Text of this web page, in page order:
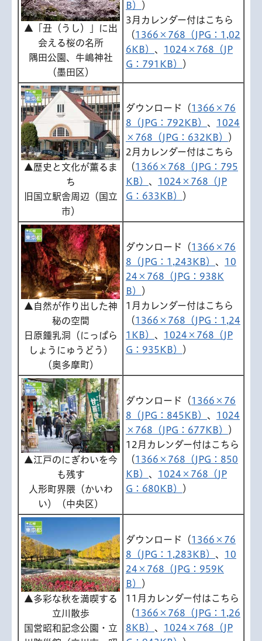
▲「丑（うし）」に出
会える桜の名所
隅田公園、牛嶋神社
（墨田区）
B）
）
3月カレンダー付はこちら
（1366×768（JPG：1,02
6KB） 、 1024×768（JP
G：791KB）
）
▲歴史と文化が薫るま
ち
旧国立駅舎周辺（国立
市）
ダウンロード（1366×76
8（JPG：792KB） 、 1024
×768（JPG：632KB）
）
2月カレンダー付はこちら
（1366×768（JPG：795
KB） 、 1024×768（JP
G：633KB）
）
▲自然が作り出した神
秘の空間
日原鍾乳洞（にっぱら
しょうにゅうどう）
（奥多摩町）
ダウンロード（1366×76
8（JPG：1,243KB） 、 10
24×768（JPG：938K
B）
）
1月カレンダー付はこちら
（1366×768（JPG：1,24
1KB） 、 1024×768（JP
G：935KB）
）
▲江戸のにぎわいを今
も残す
人形町界隈（かいわ
い）（中央区）
ダウンロード（1366×76
8（JPG：845KB） 、 1024
×768（JPG：677KB）
）
12月カレンダー付はこちら
（1366×768（JPG：850
KB） 、 1024×768（JP
G：680KB）
）
▲多彩な秋を満喫する
立川散歩
国営昭和記念公園・立
ダウンロード（1366×76
8（JPG：1,283KB） 、 10
24×768（JPG：959K
B）
）
11月カレンダー付はこちら
（1366×768（JPG：1,26
8KB） 、 1024×768（JP